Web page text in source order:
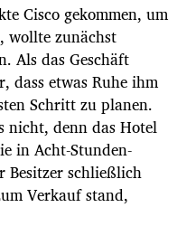
Cisco gekommen, um
wollte zunächst
Als das Geschäft
dass etwas Ruhe ihm
Schritt zu planen.
nicht, denn das Hotel
in Acht-Stunden-
Besitzer schließlich
Verkauf stand,